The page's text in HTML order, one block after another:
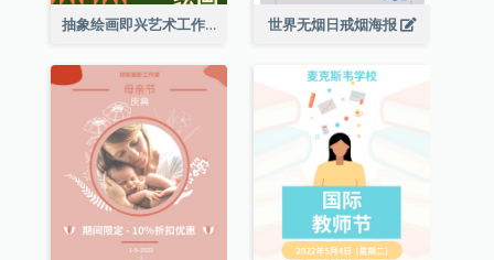
抽象绘画即兴艺术工作坊海报 世界无烟日戒烟海报